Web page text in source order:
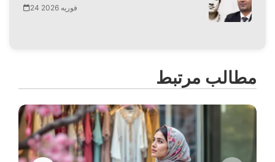
24 فوریه 2026
مطالب مرتبط